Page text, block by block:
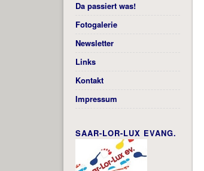
Da passiert was!
Fotogalerie
Newsletter
Links
Kontakt
Impressum
SAAR-LOR-LUX EVANG.